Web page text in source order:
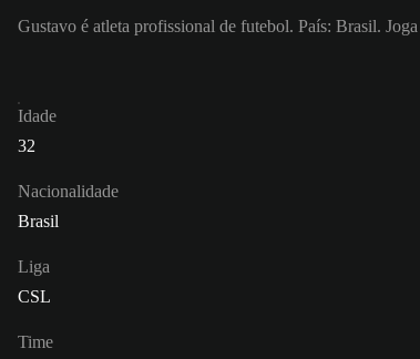
Gustavo é atleta profissional de futebol. País: Brasil.
Idade
32
Nacionalidade
Brasil
Liga
CSL
Time